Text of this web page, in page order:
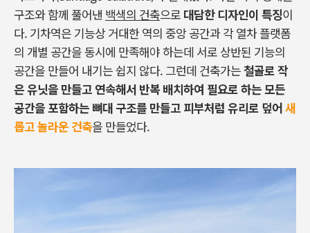
구조와 함께 풀어낸 백색의 건축으로 대담한 디자인이 특징이
다. 기차역은 기능상 거대한 역의 중앙 공간과 각 열차 플랫폼
의 개별 공간을 동시에 만족해야 하는데 서로 상반된 기능의
공간을 만들어 내기는 쉽지 않다. 그런데 건축가는철골로 작
은 유닛을 만들고 연속해서 반복 배치하여 필요로 하는 모든
공간을 포함하는 뼈대 구조를 만들고 피부처럼 유리로 덮어새
롭고 놀라운 건축을 만들었다.